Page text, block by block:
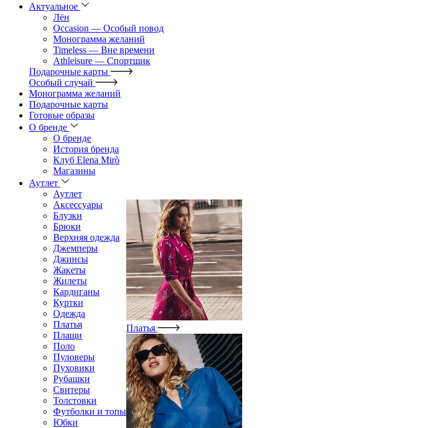
Актуальное
Лён
Occasion — Особый повод
Монограмма желаний
Timeless — Вне времени
Athleisure — Спортшик
Подарочные карты
Особый случай
Монограмма желаний
Подарочные карты
Готовые образы
О бренде
О бренде
История бренда
Клуб Elena Mirò
Магазины
Аутлет
Аутлет
Аксессуары
Блузки
Брюки
Верхняя одежда
Джемперы
Джинсы
Жакеты
Жилеты
Кардиганы
Куртки
Одежда
Платья
Плащи
Поло
Пуловеры
Пуховики
Рубашки
Свитеры
Толстовки
Футболки и топы
Юбки
Платья